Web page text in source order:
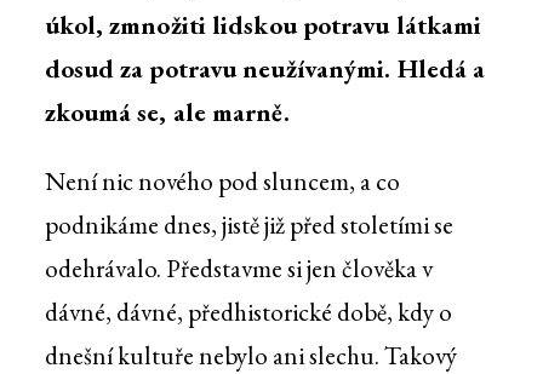
úkol, zmnožiti lidskou potravu látkami
dosud za potravu neužívanými. Hledá a
zkoumá se, ale marně.
Není nic nového pod sluncem, a co
podnikáme dnes, jistě již před stoletími se
odehrávalo. Představme si jen člověka v
dávné, dávné, předhistorické době, kdy o
dnešní kultuře nebylo ani slechu. Takový